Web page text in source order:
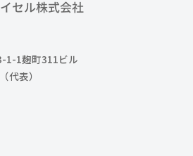
1-1麹町311ビル
代表）